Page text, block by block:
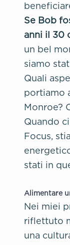
Se Bob
anni il 30
un bel
siamo
Quali
portiamo
Monroe?
Quando
Focus,
stati in
Alimentare
Nei miei
riflettuto
una